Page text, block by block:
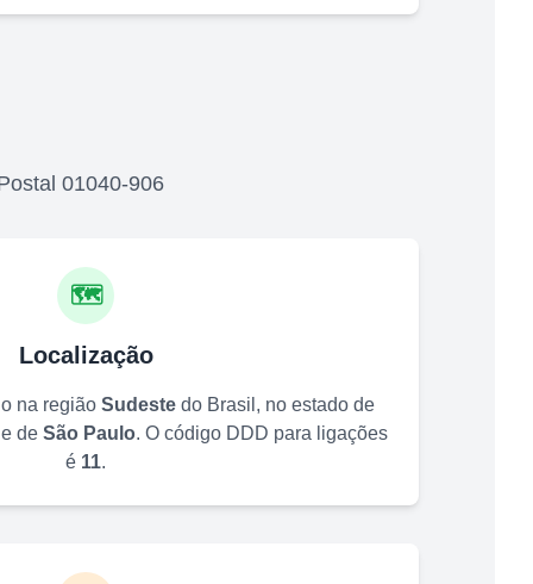
01040-906
🗺️
Localização
na região Sudeste do Brasil, no estado de
de São Paulo. O código DDD para ligações
é 11.